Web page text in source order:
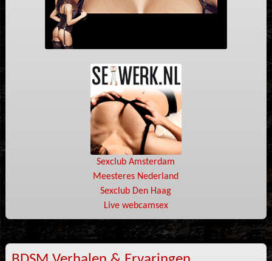
Sexclub Amsterdam
Meesteres Nederland
Sexclub Den Haag
Live webcamsex